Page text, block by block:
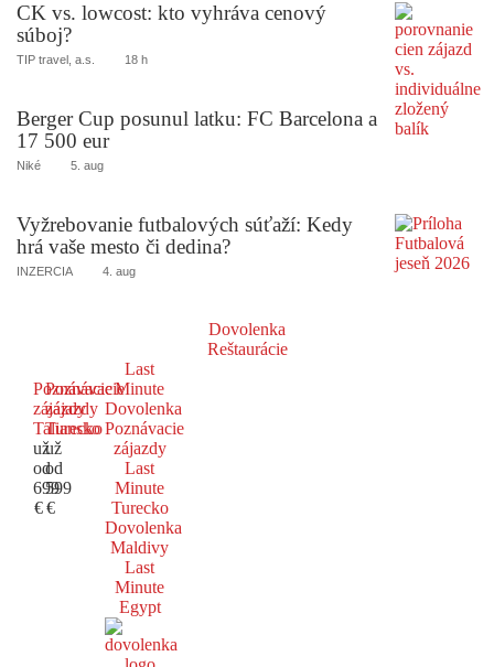
CK vs. lowcost: kto vyhráva cenový
súboj?
TIP travel, a.s. 18 h
Berger Cup posunul latku: FC Barcelona a
17 500 eur
Niké 5. aug
Vyžrebovanie futbalových súťaží: Kedy
hrá vaše mesto či dedina?
INZERCIA 4. aug
Dovolenka
Reštaurácie
Poznávacie
zájazdy
Taliansko
už
od
699
€
Poznávacie
zájazdy
Turecko
už
od
599
€
Last
Minute
Dovolenka
Poznávacie
zájazdy
Last
Minute
Turecko
Dovolenka
Maldivy
Last
Minute
Egypt